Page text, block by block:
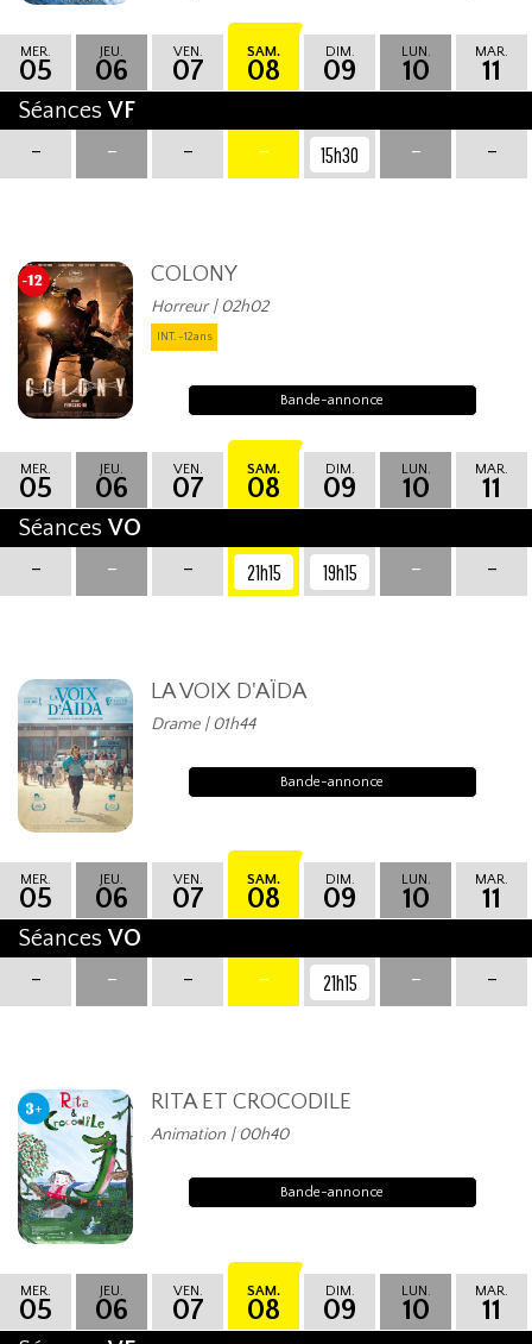
MER.
05
JEU.
06
VEN.
07
SAM.
08
DIM.
09
LUN.
10
MAR.
11
Séances VF
-
- - - 15h30 - -
COLONY
Horreur | 02h02
INT. -12ans
Bande-annonce
MER.
05
JEU.
06
VEN.
07
SAM.
08
DIM.
09
LUN.
10
MAR.
11
Séances VO
-
- - 21h15 19h15 - -
LA VOIX D'AÏDA
Drame | 01h44
Bande-annonce
MER.
05
JEU.
06
VEN.
07
SAM.
08
DIM.
09
LUN.
10
MAR.
11
Séances VO
-
- - - 21h15 - -
RITA ET CROCODILE
Animation | 00h40
Bande-annonce
MER.
05
JEU.
06
VEN.
07
SAM.
08
DIM.
09
LUN.
10
MAR.
11